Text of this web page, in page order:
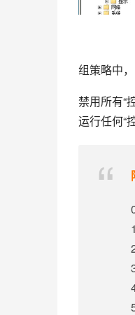
组策略中
禁用所有“
运行任何“